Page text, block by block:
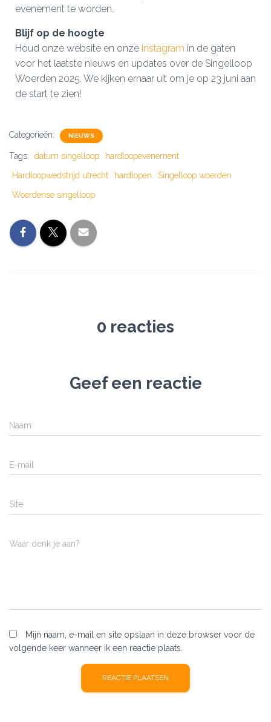
evenement te worden.
Blijf op de hoogte
Houd onze website en onze Instagram in de gaten
voor het laatste nieuws en updates over de Singelloop
Woerden 2025. We kijken ernaar uit om je op 23 juni aan
de start te zien!
Categorieën: NIEUWS
Tags: datum singelloop
hardloopevenement
Hardloopwedstrijd utrecht
hardlopen
Singelloop woerden
Woerdense singelloop
0 reacties
Geef een reactie
Naam
E-mail
Site
Waar denk je aan?
Mijn naam, e-mail en site opslaan in deze browser voor de
volgende keer wanneer ik een reactie plaats.